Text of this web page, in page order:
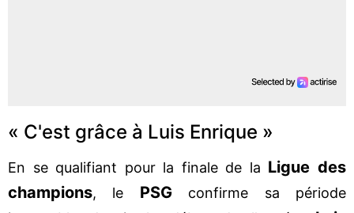
« C'est grâce à Luis Enrique »
En se qualifiant pour la finale de la Ligue des
champions, le PSG
confirme sa période